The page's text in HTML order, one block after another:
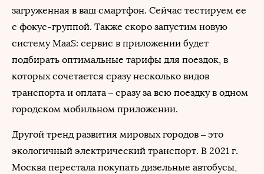
загруженная в ваш смартфон. Сейчас тестируем ее
с фокус-группой. Также скоро запустим новую
систему MaaS: сервис в приложении будет
подбирать оптимальные тарифы для поездок, в
которых сочетается сразу несколько видов
транспорта и оплата – сразу за всю поездку в одном
городском мобильном приложении.
Другой тренд развития мировых городов – это
экологичный электрический транспорт. В 2021 г.
Москва перестала покупать дизельные автобусы,